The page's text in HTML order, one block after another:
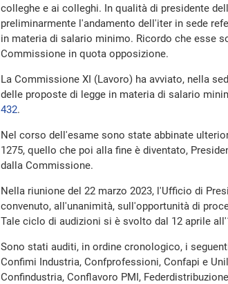
colleghe e ai colleghi. In qualità di presidente
preliminarmente l'andamento dell'iter in sede
in materia di salario minimo. Ricordo che esse
Commissione in quota opposizione.
La Commissione XI (Lavoro) ha avviato, nella
delle proposte di legge in materia di salario
432​.
Nel corso dell'esame sono state abbinate
1275, quello che poi alla fine è diventato,
dalla Commissione.
Nella riunione del 22 marzo 2023, l'Ufficio di
convenuto, all'unanimità, sull'opportunità di
Tale ciclo di audizioni si è svolto dal 12 aprile
Sono stati auditi, in ordine cronologico, i
Confimi Industria, Confprofessioni, Confapi e
Confindustria, Conflavoro PMI,